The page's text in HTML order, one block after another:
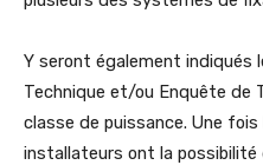
Y seront également
Technique et/ou Enquête de
classe de puissance. Une
installateurs ont la